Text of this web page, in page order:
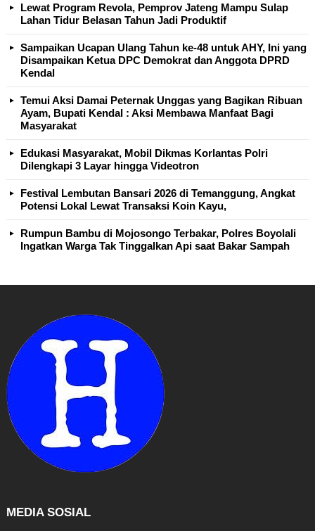
Lewat Program Revola, Pemprov Jateng Mampu Sulap
Lahan Tidur Belasan Tahun Jadi Produktif
Sampaikan Ucapan Ulang Tahun ke-48 untuk AHY, Ini yang
Disampaikan Ketua DPC Demokrat dan Anggota DPRD
Kendal
Temui Aksi Damai Peternak Unggas yang Bagikan Ribuan
Ayam, Bupati Kendal : Aksi Membawa Manfaat Bagi
Masyarakat
Edukasi Masyarakat, Mobil Dikmas Korlantas Polri
Dilengkapi 3 Layar hingga Videotron
Festival Lembutan Bansari 2026 di Temanggung, Angkat
Potensi Lokal Lewat Transaksi Koin Kayu,
Rumpun Bambu di Mojosongo Terbakar, Polres Boyolali
Ingatkan Warga Tak Tinggalkan Api saat Bakar Sampah
MEDIA SOSIAL